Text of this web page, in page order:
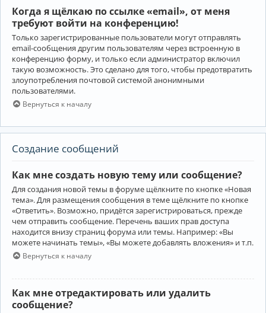
Когда я щёлкаю по ссылке «email», от меня
требуют войти на конференцию!
Только зарегистрированные пользователи могут отправлять
email-сообщения другим пользователям через встроенную в
конференцию форму, и только если администратор включил
такую возможность. Это сделано для того, чтобы предотвратить
злоупотребления почтовой системой анонимными
пользователями.
Вернуться к началу
Создание сообщений
Как мне создать новую тему или сообщение?
Для создания новой темы в форуме щёлкните по кнопке «Новая
тема». Для размещения сообщения в теме щёлкните по кнопке
«Ответить». Возможно, придётся зарегистрироваться, прежде
чем отправить сообщение. Перечень ваших прав доступа
находится внизу страниц форума или темы. Например: «Вы
можете начинать темы», «Вы можете добавлять вложения» и т.п.
Вернуться к началу
Как мне отредактировать или удалить
сообщение?